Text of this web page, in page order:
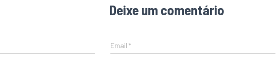
Deixe um comentário
Email*